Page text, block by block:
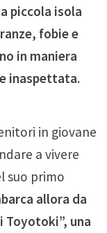
piccola isola
fobie e
in maniera
inaspettata.
in giovane
a vivere
suo primo
allora da
Toyotoki”, una